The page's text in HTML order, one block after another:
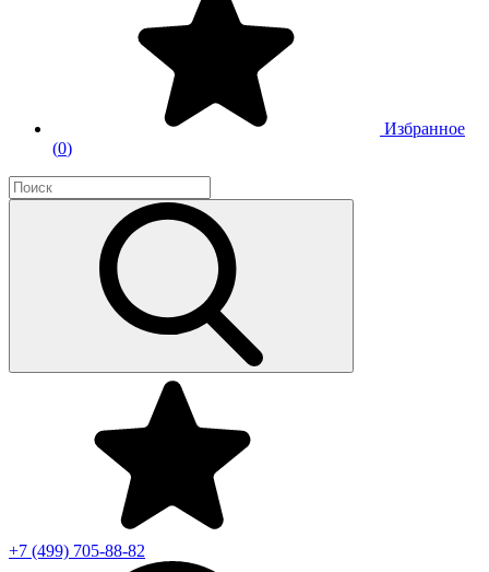
Избранное
(0)
+7 (499) 705-88-82